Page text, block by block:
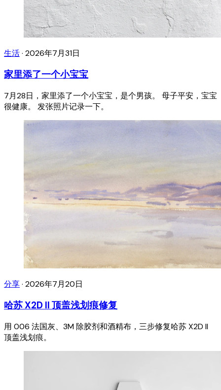
生活· 2026年7月31日
家里添了一个小宝宝
7月28日，家里添了一个小宝宝，是个男孩。 母子平安，宝宝
很健康。 发张照片记录一下。
分享· 2026年7月20日
哈苏 X2D II 顶盖浅划痕修复
用 006 法国灰、3M 除胶剂和酒精布，三步修复哈苏 X2D II
顶盖浅划痕。